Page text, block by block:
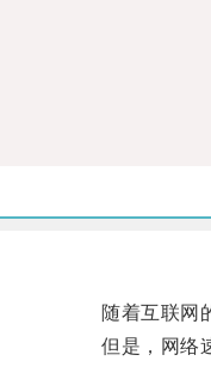
随着互联网的
但是，网络速